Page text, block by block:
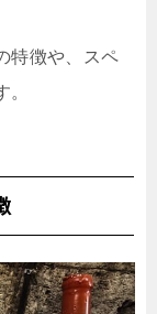
特徴や、スペ